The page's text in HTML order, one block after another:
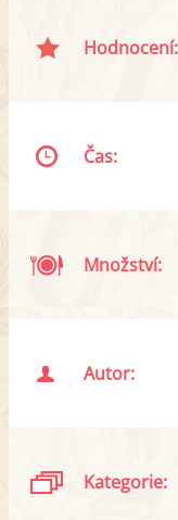
Hodnocení:
Čas:
Množství:
Autor:
Kategorie: